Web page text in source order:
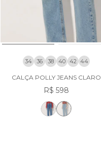
34 36 38 40 42 44
CALÇA POLLY JEANS CLARO
R$ 598